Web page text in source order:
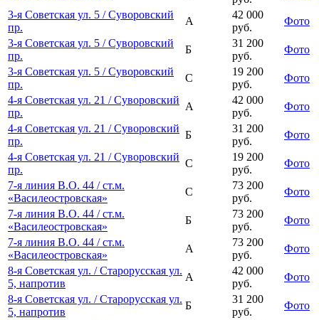
3-я Советская ул. 5 / Суворовский
пр.
А
42 000
руб.
Фото
3-я Советская ул. 5 / Суворовский
пр.
Б
31 200
руб.
Фото
3-я Советская ул. 5 / Суворовский
пр.
С
19 200
руб.
Фото
4-я Советская ул. 21 / Суворовский
пр.
А
42 000
руб.
Фото
4-я Советская ул. 21 / Суворовский
пр.
Б
31 200
руб.
Фото
4-я Советская ул. 21 / Суворовский
пр.
С
19 200
руб.
Фото
7-я линия В.О. 44 / ст.м.
«Василеостровская»
С
73 200
руб.
Фото
7-я линия В.О. 44 / ст.м.
«Василеостровская»
Б
73 200
руб.
Фото
7-я линия В.О. 44 / ст.м.
«Василеостровская»
А
73 200
руб.
Фото
8-я Советская ул. / Старорусская ул.
5, напротив
А
42 000
руб.
Фото
8-я Советская ул. / Старорусская ул.
5, напротив
Б
31 200
руб.
Фото